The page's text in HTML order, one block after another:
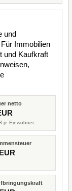
und
Immobilien
und Kaufkraft
netto
je Einwohner